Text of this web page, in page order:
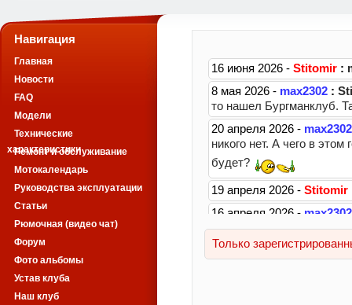
Навигация
Главная
Новости
FAQ
Модели
Технические
характеристики
Ремонт и обслуживание
Мотокалендарь
Руководства эксплуатации
Статьи
Рюмочная (видео чат)
Форум
Фото альбомы
Устав клуба
Наш клуб